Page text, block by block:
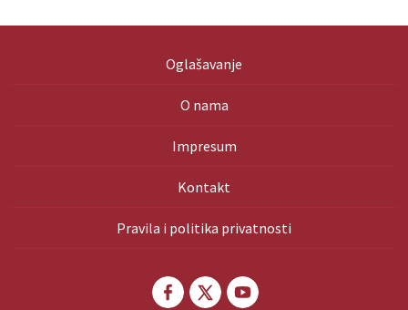
Oglašavanje
O nama
Impresum
Kontakt
Pravila i politika privatnosti